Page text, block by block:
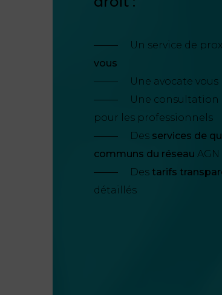
Un service de
vous
Une avocate
Une consultation
pour les professionnels
Des services de
communs du réseau AGN
Destarifs
détaillés